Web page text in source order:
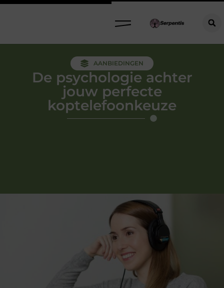
AANBIEDINGEN
De psychologie achter
jouw perfecte
koptelefoonkeuze